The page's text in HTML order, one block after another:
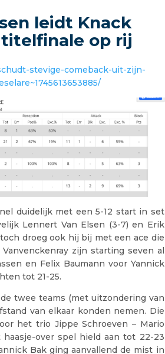
leidt Knack
op rij
stevige-comeback-uit-zijn-
duidelijk met een 5-12 start in set
Lennert Van Elsen (3-7) en Erik
droeg ook hij bij met een ace die
zijn starting seven al
en Felix Baumann voor Yannick
tot 21-25.
twee teams (met uitzondering van
van elkaar konden nemen. Die
het trio Jippe Schroeven – Mario
haasje-over spel hield aan tot 22-23
Bak ging aanvallend de mist in